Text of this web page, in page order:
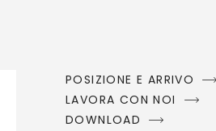
POSIZIONE E ARRIVO
LAVORA CON NOI
DOWNLOAD